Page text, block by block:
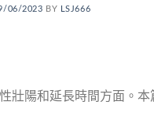
06/2023 BY LSJ666
壯陽和延長時間方面。